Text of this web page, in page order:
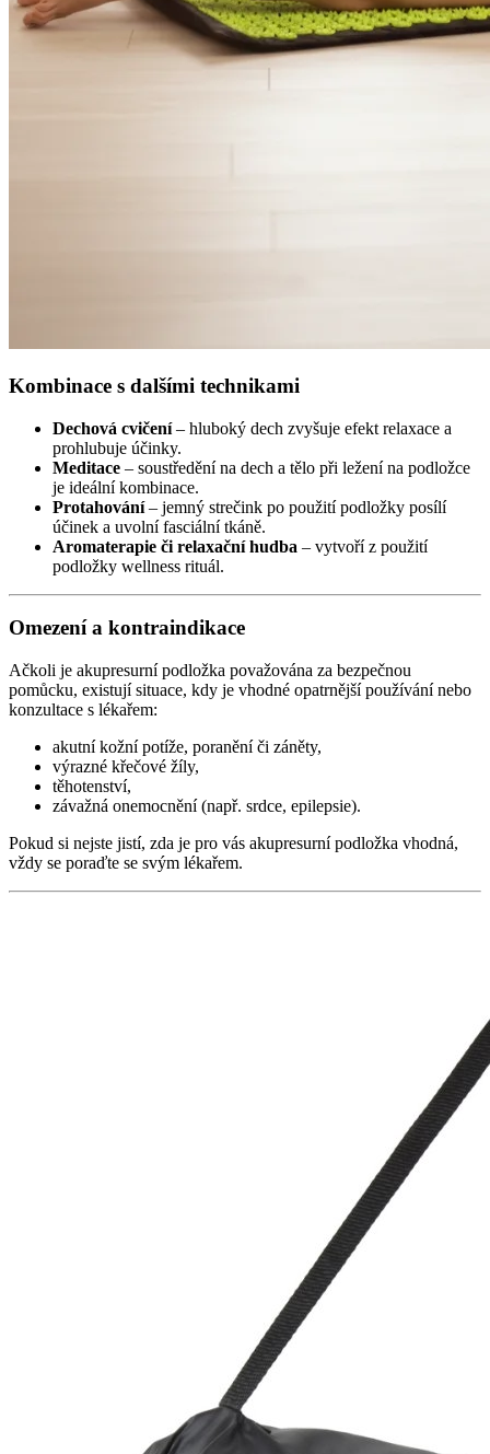
Kombinace s dalšími technikami
Dechová cvičení– hluboký dech zvyšuje efekt relaxace a
prohlubuje účinky.
Meditace – soustředění na dech a tělo při ležení na podložce
je ideální kombinace.
Protahování– jemný strečink po použití podložky posílí
účinek a uvolní fasciální tkáně.
Aromaterapie či relaxační hudba – vytvoří z použití
podložky wellness rituál.
Omezení a kontraindikace
Ačkoli je akupresurní podložka považována za bezpečnou
pomůcku, existují situace, kdy je vhodné opatrnější používání nebo
konzultace s lékařem:
akutní kožní potíže, poranění či záněty,
výrazné křečové žíly,
těhotenství,
závažná onemocnění (např. srdce, epilepsie).
Pokud si nejste jistí, zda je pro vás akupresurní podložka vhodná,
vždy se poraďte se svým lékařem.